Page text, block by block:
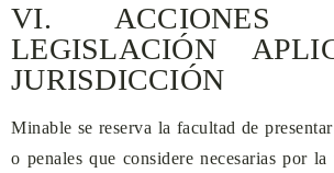
VI. ACCIONES
LEGISLACIÓN
JURISDICCIÓN
Minable se reserva la facultad de
o penales que considere necesarias por